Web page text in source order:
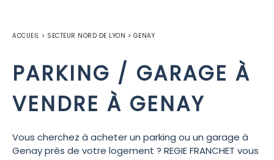
ACCUEIL > SECTEUR NORD DE LYON > GENAY
PARKING / GARAGE À
VENDRE À GENAY
Vous cherchez à acheter un parking ou un garage à
Genay près de votre logement ? REGIE FRANCHET vous